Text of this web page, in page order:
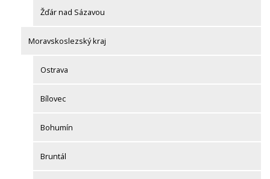
Žďár nad Sázavou
Moravskoslezský kraj
Ostrava
Bílovec
Bohumín
Bruntál